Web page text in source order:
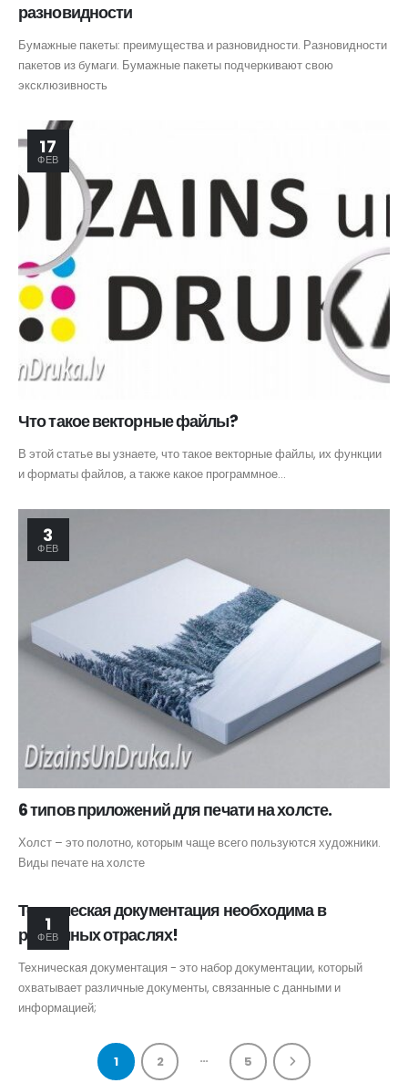
разновидности
Бумажные пакеты: преимущества и разновидности. Разновидности
пакетов из бумаги. Бумажные пакеты подчеркивают свою
эксклюзивность
17
ФЕВ
Что такое векторные файлы?
В этой статье вы узнаете, что такое векторные файлы, их функции
и форматы файлов, а также какое программное...
3
ФЕВ
6 типов приложений для печати на холсте.
Холст – это полотно, которым чаще всего пользуются художники.
Виды печате на холсте
1
ФЕВ
Техническая документация необходима в
различных отраслях!
Техническая документация - это набор документации, который
охватывает различные документы, связанные с данными и
информацией;
1 2 … 5